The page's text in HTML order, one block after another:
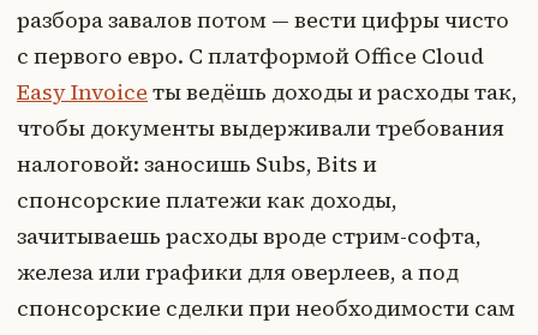
разбора завалов потом — вести цифры чисто
с первого евро. С платформой Office Cloud
Easy Invoice ты ведёшь доходы и расходы так,
чтобы документы выдерживали требования
налоговой: заносишь Subs, Bits и
спонсорские платежи как доходы,
зачитываешь расходы вроде стрим-софта,
железа или графики для оверлеев, а под
спонсорские сделки при необходимости сам